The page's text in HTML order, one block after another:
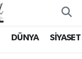
DÜNYA SİYASET